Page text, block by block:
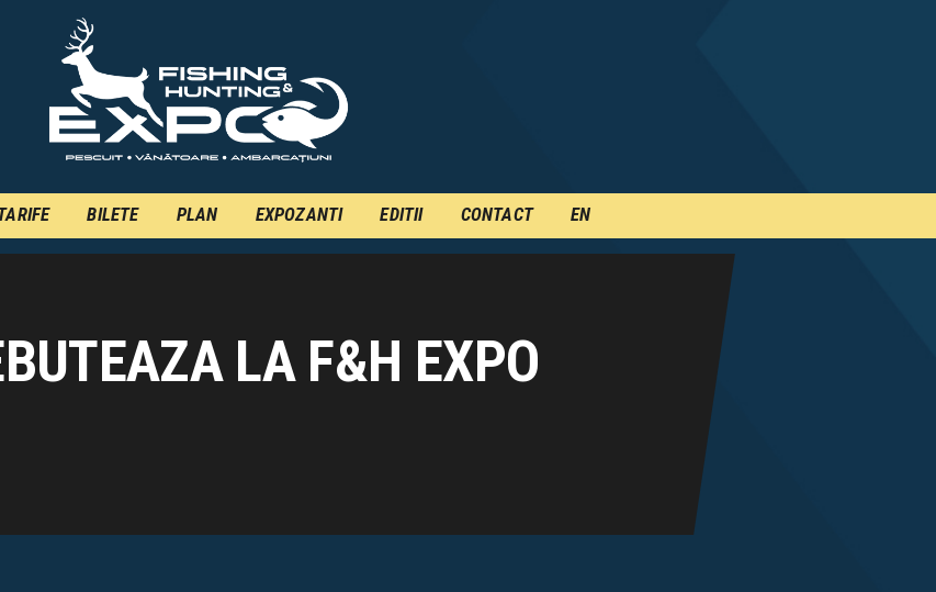
BILETE PLAN EXPOZANTI EDITII CONTACT EN
LA F&H EXPO
INSCRIERE
TARIFE